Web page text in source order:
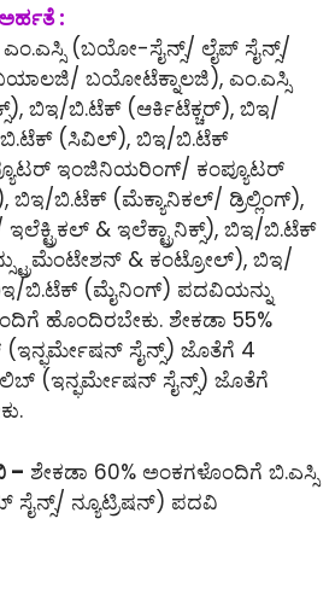
:
ಎಂ.ಎಸ್ಸಿ (ಬಯೋ-ಸೈನ್ಸ್/ ಲೈಪ್ ಸೈನ್ಸ್/
ಬಯೋಟೆಕ್ನಾಲಜಿ), ಎಂ.ಎಸ್ಸಿ
ಬಿಇ/ಬಿ.ಟೆಕ್ (ಆರ್ಕಿಟೆಕ್ಚರ್), ಬಿಇ/
(ಸಿವಿಲ್), ಬಿಇ/ಬಿ.ಟೆಕ್
ಇಂಜಿನಿಯರಿಂಗ್/ ಕಂಪ್ಯೂಟರ್
ಬಿಇ/ಬಿ.ಟೆಕ್ (ಮೆಕ್ಯಾನಿಕಲ್/ ಡ್ರಿಲ್ಲಿಂಗ್),
& ಇಲೆಕ್ಟ್ರಾನಿಕ್ಸ್), ಬಿಇ/ಬಿ.ಟೆಕ್
& ಕಂಟ್ರೋಲ್), ಬಿಇ/
ಬಿ.ಟೆಕ್ (ಮೈನಿಂಗ್) ಪದವಿಯನ್ನು
ಹೊಂದಿರಬೇಕು. ಶೇಕಡಾ 55%
ಸೈನ್ಸ್) ಜೊತೆಗೆ 4
(ಇನ್ಫರ್ಮೇಷನ್ ಸೈನ್ಸ್) ಜೊತೆಗೆ
– ಶೇಕಡಾ 60% ಅಂಕಗಳೊಂದಿಗೆ ಬಿ.ಎಸ್ಸಿ
ನ್ಯೂಟ್ರಿಷನ್) ಪದವಿ